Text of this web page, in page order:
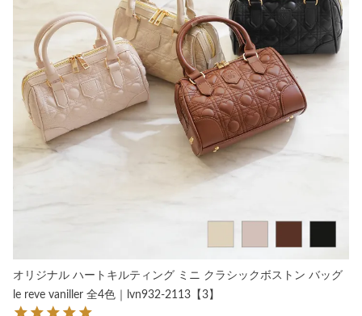
オリジナル ハートキルティング ミニ クラシックボストン バッグ
le reve vaniller 全4色｜lvn932-2113【3】